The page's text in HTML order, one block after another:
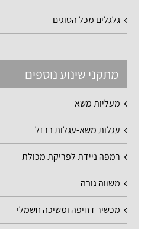
גלגלים מכל הסוגים
מתקני שינוע נוספים
מעליות משא
עגלות משא-עגלות ברזל
רמפה ניידת לפריקת מכולת
משווה גובה
מכשיר דחיפה ומשיכה חשמלי